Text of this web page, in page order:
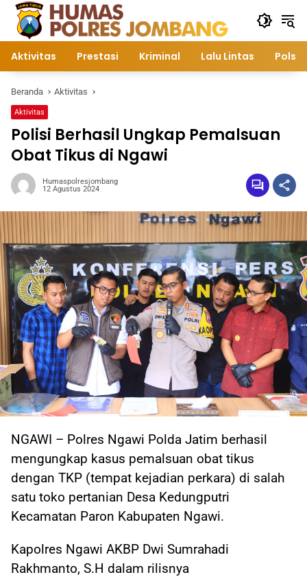
Langsung
konten
Aktivitas Prestasi Kriminal Lalu Lintas
Beranda Aktivitas
Aktivitas
Polisi Berhasil Ungkap Pemalsuan
Obat Tikus di Ngawi
Humaspolresjombang
12 Agustus 2024
NGAWI – Polres Ngawi Polda Jatim berhasil
mengungkap kasus pemalsuan obat tikus
dengan TKP (tempat kejadian perkara) di salah
satu toko pertanian Desa Kedungputri
Kecamatan Paron Kabupaten Ngawi.
Kapolres Ngawi AKBP Dwi Sumrahadi
Rakhmanto, S.H dalam rilisnya